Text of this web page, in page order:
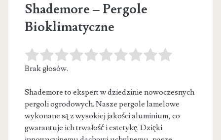
Shademore – Pergole
Bioklimatyczne
Brak głosów.
Shademore to ekspert w dziedzinie nowoczesnych
pergoli ogrodowych. Nasze pergole lamelowe
wykonane są z wysokiej jakości aluminium, co
gwarantuje ichtrwałość i estetykę. Dzięki